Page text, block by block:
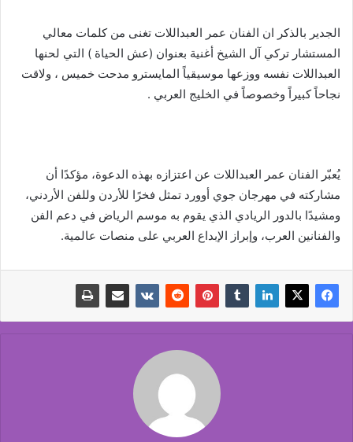
الجدير بالذكر ان الفنان عمر العبداللات تغنى من كلمات معالي
المستشار تركي آل الشيخ أغنية بعنوان (عش الحياة ) التي لحنها
العبداللات نفسه ووزعها موسيقياً المايسترو مدحت خميس ، ولاقت
نجاحاً كبيراً وخصوصاً في الخليج العربي .
يُعبّر الفنان عمر العبداللات عن اعتزازه بهذه الدعوة، مؤكدًا أن
مشاركته في مهرجان جوي أوورد تمثل فخرًا للأردن وللفن الأردني،
ومشيدًا بالدور الريادي الذي يقوم به موسم الرياض في دعم الفن
والفنانين العرب، وإبراز الإبداع العربي على منصات عالمية.